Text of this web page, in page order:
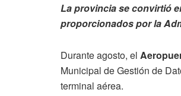
La provincia se convirtió
proporcionados por la
Durante agosto, el
Municipal de Gestión de
terminal aérea.